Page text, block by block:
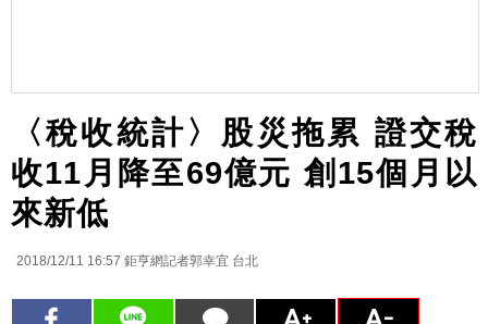
〈稅收統計〉股災拖累 證交稅
收11月降至69億元 創15個月以
來新低
2018/12/11 16:57 鉅亨網記者郭幸宜 台北